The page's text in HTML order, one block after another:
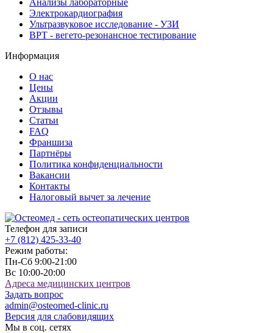
Электрокардиография
Ультразвуковое исследование - УЗИ
ВРТ - вегето-резонансное тестирование
Информация
О нас
Цены
Акции
Отзывы
Статьи
FAQ
Франшиза
Партнёры
Политика конфиденциальности
Вакансии
Контакты
Налоговый вычет за лечение
Телефон для записи
+7 (812) 425-33-40
Режим работы:
Пн-Сб 9:00-21:00
Вс 10:00-20:00
Адреса медицинских центров
Задать вопрос
admin@osteomed-clinic.ru
Версия для слабовидящих
Мы в соц. сетях